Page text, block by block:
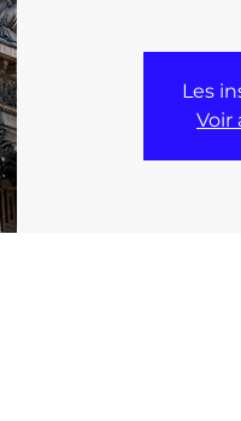
Les
Voir